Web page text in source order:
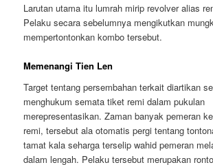
Larutan utama itu lumrah mirip revolver alias
Pelaku secara sebelumnya mengikutkan
mempertontonkan kombo tersebut.
Memenangi Tien Len
Target tentang persembahan terkait diartikan
menghukum semata tiket remi dalam pukulan
merepresentasikan. Zaman banyak pemeran
remi, tersebut ala otomatis pergi tentang
tamat kala seharga terselip wahid pemeran
dalam lengah. Pelaku tersebut merupakan